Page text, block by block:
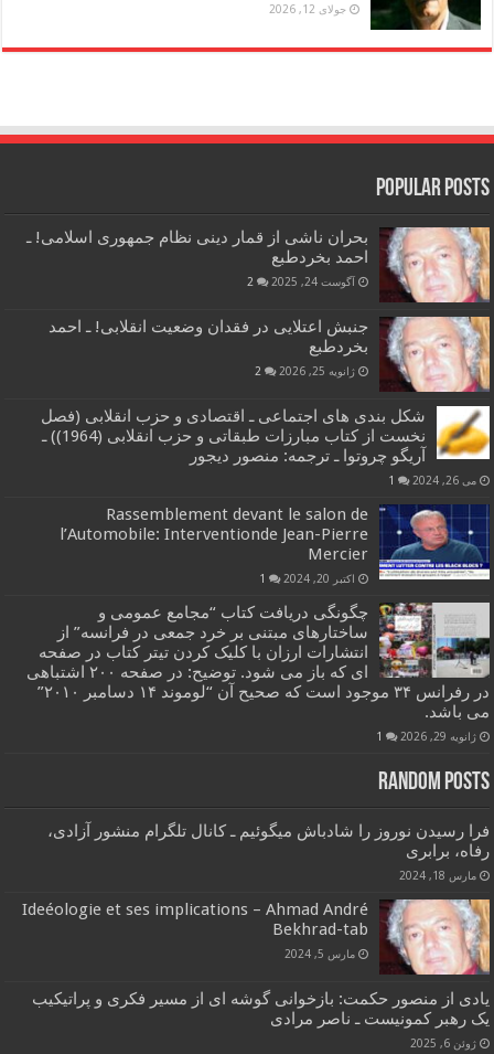
جولای 12, 2026
Popular Posts
بحران ناشی از قمار دینی نظام جمهوری اسلامی! ـ
احمد بخردطبع
آگوست 24, 2025 2
جنبش اعتلایی در فقدان وضعیت انقلابی! ـ احمد
بخردطبع
ژانویه 25, 2026 2
شکل بندی های اجتماعی ـ اقتصادی و حزب انقلابی (فصل
نخست از کتاب مبارزات طبقاتی و حزب انقلابی (1964)) ـ
آریگو چروتوا ـ ترجمه: منصور دیجور
می 26, 2024 1
Rassemblement devant le salon de
l’Automobile: Interventionde Jean-Pierre
Mercier
اکتبر 20, 2024 1
چگونگی دریافت کتاب “مجامع عمومی و
ساختارهای مبتنی بر خرد جمعی در فرانسه” از
انتشارات ارزان با کلیک کردن تیتر کتاب در صفحه
ای که باز می شود. توضیح: در صفحه ۲۰۰ اشتباهی
در رفرانس ۳۴ موجود است که صحیح آن “لوموند ۱۴ دسامبر ۲۰۱۰”
می باشد.
ژانویه 29, 2026 1
Random Posts
فرا رسیدن نوروز را شادباش میگوئیم ـ کانال تلگرام منشور آزادی،
رفاه، برابری
مارس 18, 2024
Ideéologie et ses implications – Ahmad André
Bekhrad-tab
مارس 5, 2024
یادی از منصور حکمت: بازخوانی گوشه ای از مسیر فکری و پراتیکیب
یک رهبر کمونیست ـ ناصر مرادی
ژوئن 6, 2025